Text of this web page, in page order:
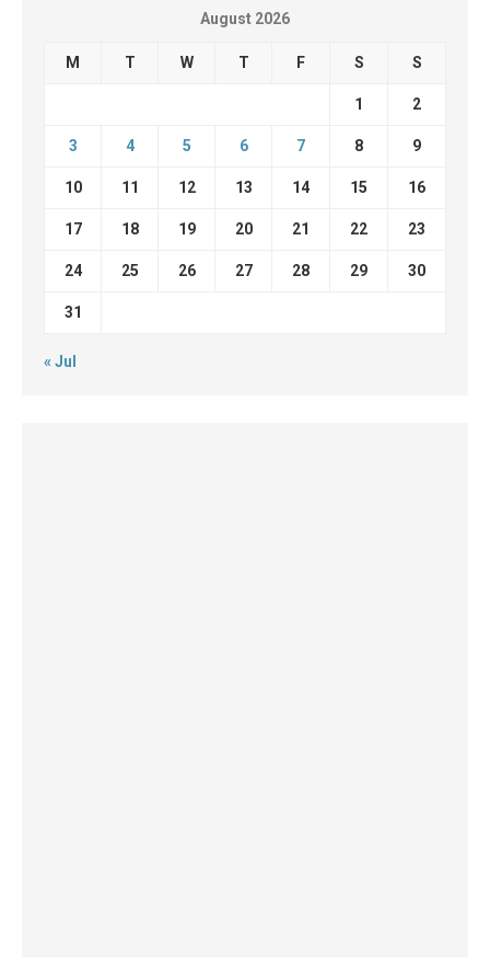
August 2026
M T W T F S S
1 2
3 4 5 6 7 8 9
10 11 12 13 14 15 16
17 18 19 20 21 22 23
24 25 26 27 28 29 30
31
« Jul